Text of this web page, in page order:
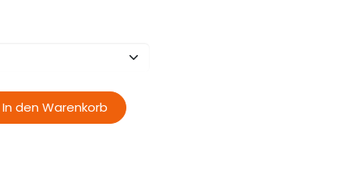
In den Warenkorb